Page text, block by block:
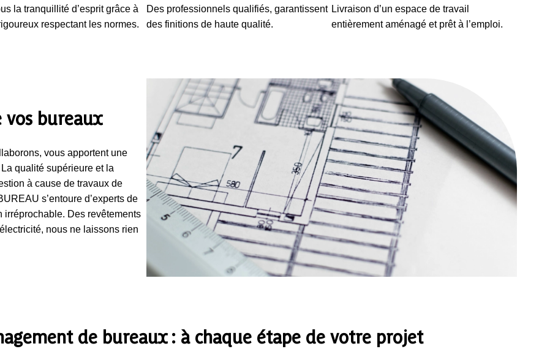
la tranquillité d’esprit grâce à
respectant les normes.
Des professionnels qualifiés, garantissent
des finitions de haute qualité.
Livraison d’un espace de travail
entièrement aménagé et prêt à l’emploi.
vos bureaux
vous apportent une
La qualité supérieure et la
à cause de travaux de
s’entoure d’experts de
irréprochable. Des revêtements
nous ne laissons rien
de bureaux : à chaque étape de votre projet